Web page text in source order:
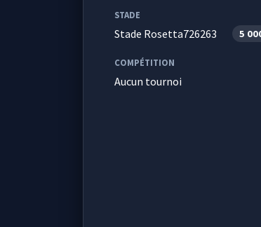
STADE
Stade Rosetta726263 5
COMPÉTITION
Aucun tournoi